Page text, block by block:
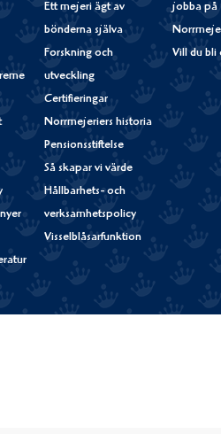
Ett mejeri ägt av
bönderna själva
Forskning och
utveckling
Certifieringar
Norrmejeriers historia
Pensionsstiftelse
Så skapar vi värde
Hållbarhets- och
verksamhetspolicy
Visselblåsarfunktion
jobba på
Vill du bli